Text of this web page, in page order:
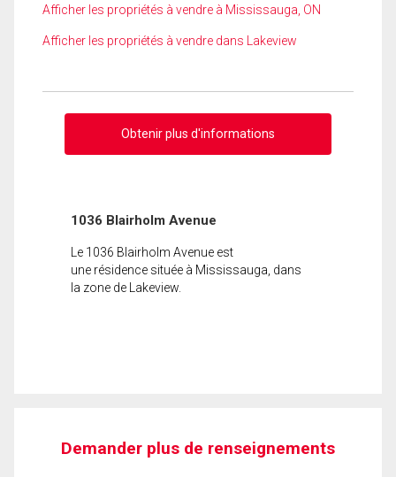
Afficher les propriétés à vendre à Mississauga, ON
Afficher les propriétés à vendre dans Lakeview
Obtenir plus d'informations
1036 Blairholm Avenue
Le 1036 Blairholm Avenue est
une résidence située à Mississauga, dans
la zone de Lakeview.
Demander plus de renseignements